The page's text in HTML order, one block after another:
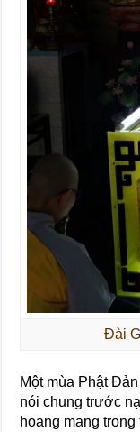
Đài
Một mùa Phật
nói chung trước
hoang mang